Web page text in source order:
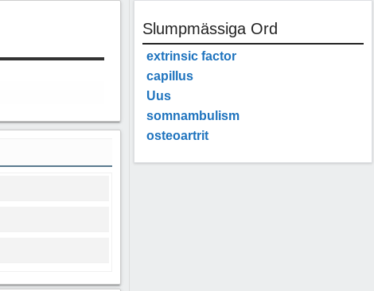
Slumpmässiga Ord
extrinsic factor
capillus
Uus
somnambulism
osteoartrit